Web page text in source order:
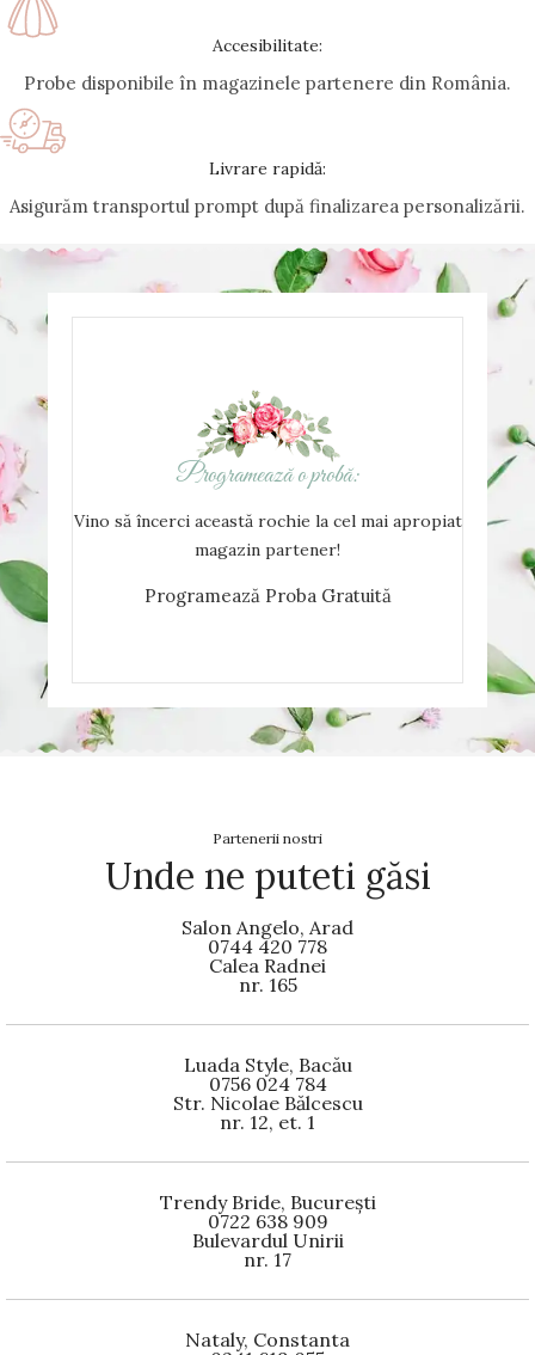
Accesibilitate:
Probe disponibile în magazinele partenere din România.
Livrare rapidă:
Asigurăm transportul prompt după finalizarea personalizării.
Programează o probă:
Vino să încerci această rochie la cel mai apropiat
magazin partener!
Programează Proba Gratuită
Partenerii nostri
Unde ne puteti găsi
Salon Angelo, Arad
0744 420 778
Calea Radnei
nr. 165
Luada Style, Bacău
0756 024 784
Str. Nicolae Bălcescu
nr. 12, et. 1
Trendy Bride, București
0722 638 909
Bulevardul Unirii
nr. 17
Nataly, Constanta